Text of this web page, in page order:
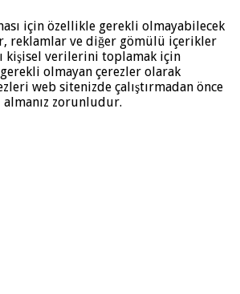
için özellikle gerekli olmayabilecek
reklamlar ve diğer gömülü içerikler
kişisel verilerini toplamak için
olmayan çerezler olarak
web sitenizde çalıştırmadan önce
almanız zorunludur.